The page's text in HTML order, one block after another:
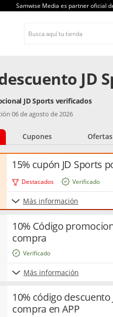
Samwise Media es partner oficial
JD
JD Sports verificados
06 de agosto de 2026
Cupones Ofertas
Destacados
15% cupón JD Sports
Más información
Verificado
10% Código
compra
Más información
Verificado
10% código
compra en APP